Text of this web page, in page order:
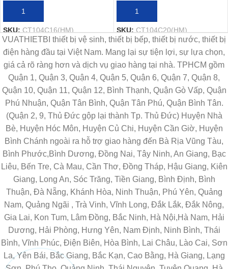
THÊM VÀO GIỎ HÀNG
SKU:CT104C16(HM)
THÊM VÀO GIỎ HÀNG
SKU:CT104C20(HM)
VUATHIETBI thiết bị vệ sinh, thiết bị bếp, thiết bị nước, thiết bị
điện hàng đầu tại Việt Nam. Mang lại sự tiện lợi, sự lựa chọn,
giá cả rõ ràng hơn và dịch vụ giao hàng tại nhà. TPHCM gồm
Quận 1, Quận 3, Quận 4, Quận 5, Quận 6, Quận 7, Quận 8,
Quận 10, Quận 11, Quận 12, Bình Thạnh, Quận Gò Vấp, Quận
Phú Nhuận, Quận Tân Bình, Quận Tân Phú, Quận Bình Tân.
(Quận 2, 9, Thủ Đức gộp lại thành Tp. Thủ Đức) Huyện Nhà
Bè, Huyện Hóc Môn, Huyện Củ Chi, Huyện Cần Giờ, Huyện
Bình Chánh ngoài ra hỗ trợ giao hàng đến Bà Rịa Vũng Tàu,
Bình Phước,Bình Dương, Đồng Nai, Tây Ninh, An Giang, Bạc
Liêu, Bến Tre, Cà Mau, Cần Thơ, Đồng Tháp, Hậu Giang, Kiên
Giang, Long An, Sóc Trăng, Tiền Giang, Bình Định, Bình
Thuận, Đà Nẵng, Khánh Hòa, Ninh Thuận, Phú Yên, Quảng
Nam, Quảng Ngãi , Trà Vinh, Vĩnh Long, Đắk Lắk, Đắk Nông,
Gia Lai, Kon Tum, Lâm Đồng, Bắc Ninh, Hà Nội,Hà Nam, Hải
Dương, Hải Phòng, Hưng Yên, Nam Định, Ninh Bình, Thái
Bình, Vĩnh Phúc, Điện Biên, Hòa Bình, Lai Châu, Lào Cai, Sơn
La, Yên Bái, Bắc Giang, Bắc Kạn, Cao Bằng, Hà Giang, Lạng